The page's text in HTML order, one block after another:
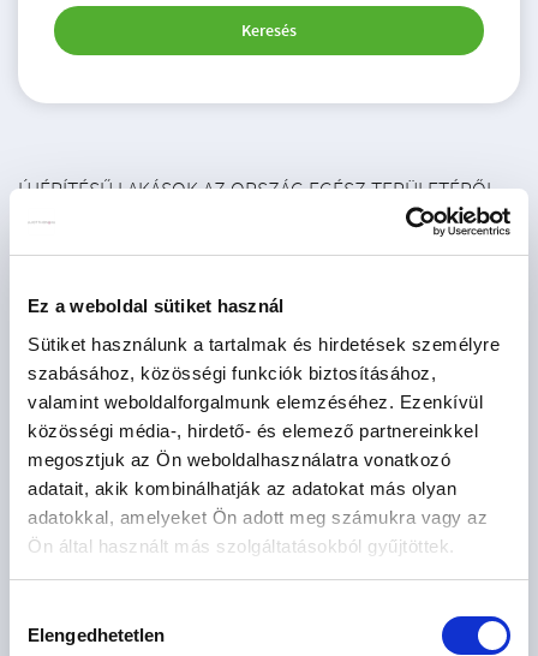
Ez a weboldal sütiket használ
Sütiket használunk a tartalmak és hirdetések személyre
szabásához, közösségi funkciók biztosításához,
valamint weboldalforgalmunk elemzéséhez. Ezenkívül
közösségi média-, hirdető- és elemező partnereinkkel
megosztjuk az Ön weboldalhasználatra vonatkozó
adatait, akik kombinálhatják az adatokat más olyan
adatokkal, amelyeket Ön adott meg számukra vagy az
Ön által használt más szolgáltatásokból gyűjtöttek.
kiválasztása
Elengedhetetlen
Keresés
ÚJÉPÍTÉSŰ LAKÁSOK AZ ORSZÁG EGÉSZ TERÜLETÉRŐL
Újépítésű eladó lakás - Alsóörs 2
Újépítésű eladó lakás - Aszófő
2
Újépítésű eladó lakás - Balatonakarattya 2
Újépítésű eladó lakás - Balatonalmádi 1
Újépítésű eladó lakás - Balatonföldvár
2
Újépítésű eladó lakás - Balatonfüred
5
Újépítésű eladó lakás - Balatonlelle
Újépítésű eladó lakás - Balatonudvari